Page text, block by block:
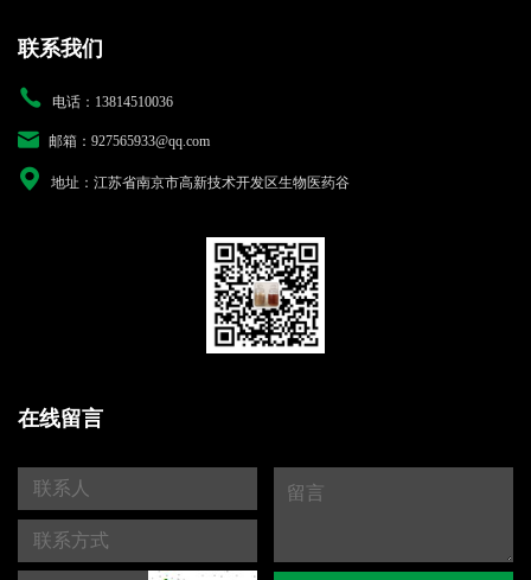
联系我们
电话：13814510036
邮箱：927565933@qq.com
地址：江苏省南京市高新技术开发区生物医药谷
在线留言